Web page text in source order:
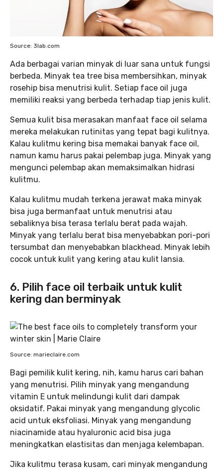
Source: 3lab.com
Ada berbagai varian minyak di luar sana untuk fungsi
berbeda. Minyak tea tree bisa membersihkan, minyak
rosehip bisa menutrisi kulit. Setiap face oil juga
memiliki reaksi yang berbeda terhadap tiap jenis kulit.
Semua kulit bisa merasakan manfaat face oil selama
mereka melakukan rutinitas yang tepat bagi kulitnya.
Kalau kulitmu kering bisa memakai banyak face oil,
namun kamu harus pakai pelembap juga. Minyak yang
mengunci pelembap akan memaksimalkan hidrasi
kulitmu.
Kalau kulitmu mudah terkena jerawat maka minyak
bisa juga bermanfaat untuk menutrisi atau
sebaliknya bisa terasa terlalu berat pada wajah.
Minyak yang terlalu berat bisa menyebabkan pori-pori
tersumbat dan menyebabkan blackhead. Minyak lebih
cocok untuk kulit yang kering atau kulit lansia.
6. Pilih face oil terbaik untuk kulit
kering dan berminyak
Source: marieclaire.com
Bagi pemilik kulit kering, nih, kamu harus cari bahan
yang menutrisi. Pilih minyak yang mengandung
vitamin E untuk melindungi kulit dari dampak
oksidatif. Pakai minyak yang mengandung glycolic
acid untuk eksfoliasi. Minyak yang mengandung
niacinamide atau hyaluronic acid bisa juga
meningkatkan elastisitas dan menjaga kelembapan.
Jika kulitmu terasa kusam, cari minyak mengandung